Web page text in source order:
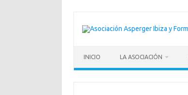
contenido
INICIO LA ASOCIACIÓN